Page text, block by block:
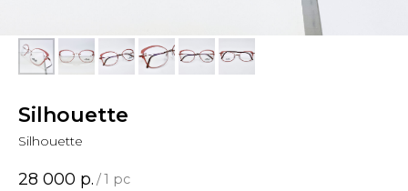
Silhouette
Silhouette
28 000 р. /1 pc